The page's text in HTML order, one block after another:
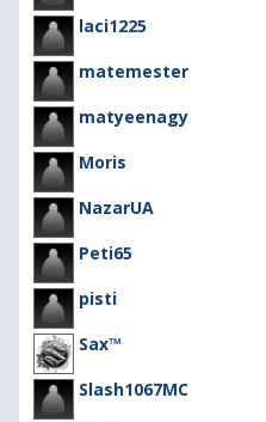
laci1225
matemester
matyeenagy
Moris
NazarUA
Peti65
pisti
Sax™
Slash1067MC